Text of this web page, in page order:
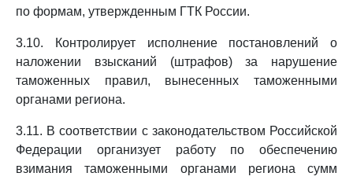
по формам, утвержденным ГТК России.
3.10. Контролирует исполнение постановлений о
наложении взысканий (штрафов) за нарушение
таможенных правил, вынесенных таможенными
органами региона.
3.11. В соответствии с законодательством Российской
Федерации организует работу по обеспечению
взимания таможенными органами региона сумм